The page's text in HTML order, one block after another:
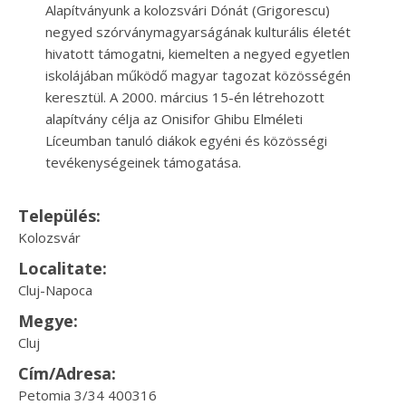
Alapítványunk a kolozsvári Dónát (Grigorescu)
negyed szórványmagyarságának kulturális életét
hivatott támogatni, kiemelten a negyed egyetlen
iskolájában működő magyar tagozat közösségén
keresztül. A 2000. március 15-én létrehozott
alapítvány célja az Onisifor Ghibu Elméleti
Líceumban tanuló diákok egyéni és közösségi
tevékenységeinek támogatása.
Település:
Kolozsvár
Localitate:
Cluj-Napoca
Megye:
Cluj
Cím/Adresa:
Petomia 3/34 400316